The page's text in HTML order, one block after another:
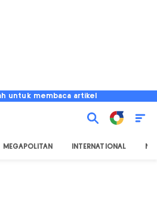
untuk membaca artikel
MEGAPOLITAN INTERNATIONAL